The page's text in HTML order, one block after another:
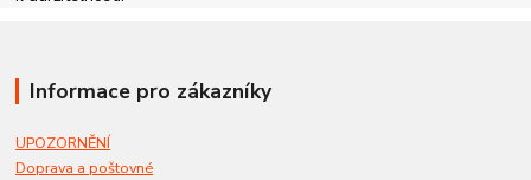
Informace pro zákazníky
UPOZORNĚNÍ
Doprava a poštovné